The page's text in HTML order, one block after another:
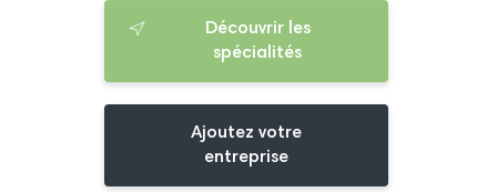
Découvrir les
spécialités
Ajoutez votre
entreprise